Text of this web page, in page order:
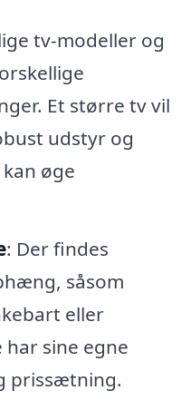
tv-modeller og
Et større tv vil
udstyr og
øge
: Der findes
såsom
eller
sine egne
prissætning.